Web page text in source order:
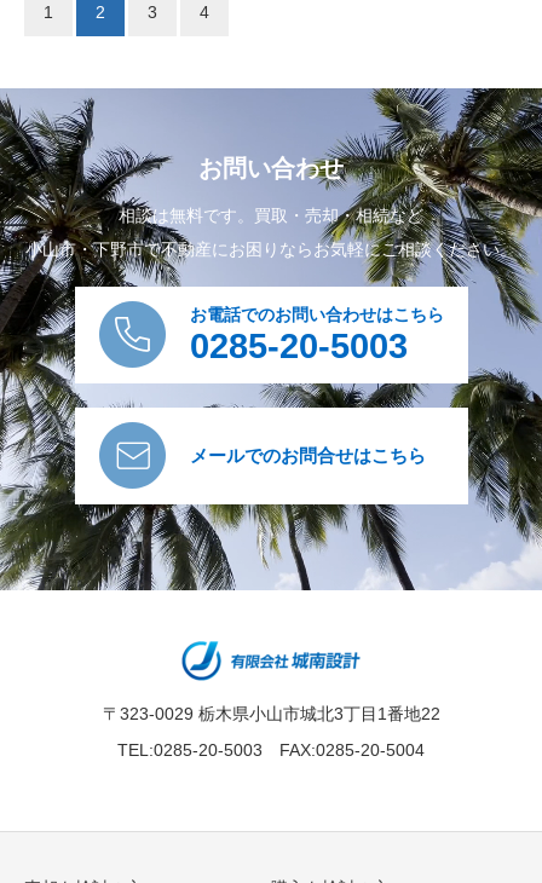
1 2 3 4
お問い合わせ
相談は無料です。買取・売却・相続など
小山市・下野市で不動産にお困りならお気軽にご相談ください。
お電話でのお問い合わせはこちら
0285-20-5003
メールでのお問合せはこちら
〒323-0029 栃木県小山市城北3丁目1番地22
TEL:0285-20-5003 FAX:0285-20-5004